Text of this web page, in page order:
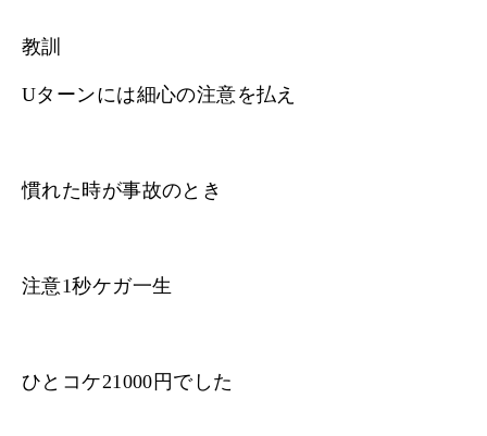
教訓
Uターンには細心の注意を払え
慣れた時が事故のとき
注意1秒ケガ一生
ひとコケ21000円でした